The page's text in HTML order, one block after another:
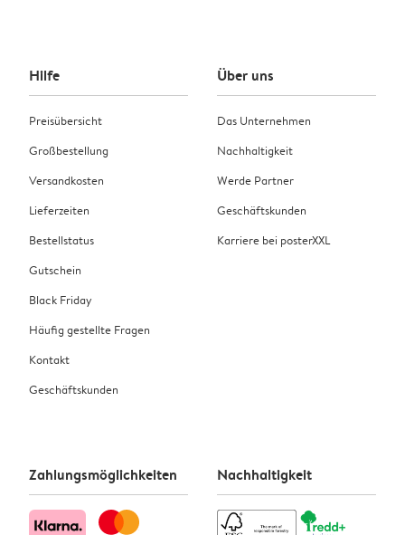
Hilfe
Preisübersicht
Großbestellung
Versandkosten
Lieferzeiten
Bestellstatus
Gutschein
Black Friday
Häufig gestellte Fragen
Kontakt
Geschäftskunden
Über uns
Das Unternehmen
Nachhaltigkeit
Werde Partner
Geschäftskunden
Karriere bei posterXXL
Zahlungsmöglichkeiten Nachhaltigkeit